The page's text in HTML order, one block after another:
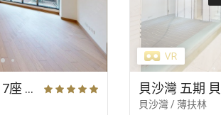
迎海 四期(迎海．駿岸) 7座 低層 A室
貝沙灣 / 薄扶林